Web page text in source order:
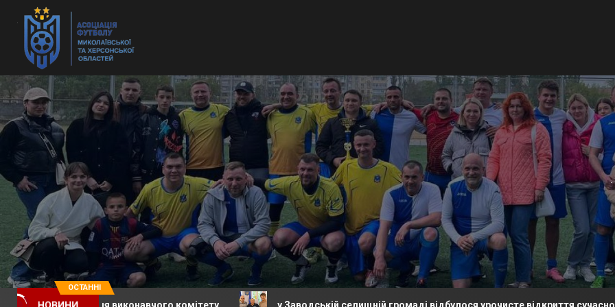
ОСТАННІ
засідання виконавчого комітету у Заводській селищній громаді відбулося урочисте відкриття сучасного